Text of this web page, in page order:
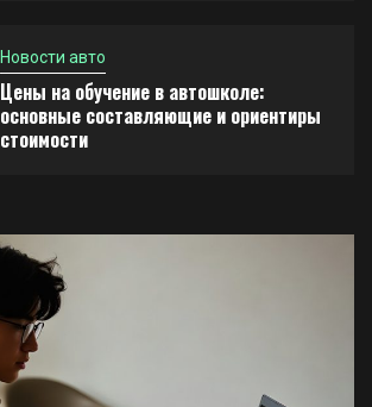
Новости авто
Цены на обучение в автошколе:
основные составляющие и ориентиры
стоимости